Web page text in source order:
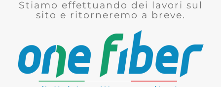
Stiamo effettuando dei lavori sul
sito e ritorneremo a breve.